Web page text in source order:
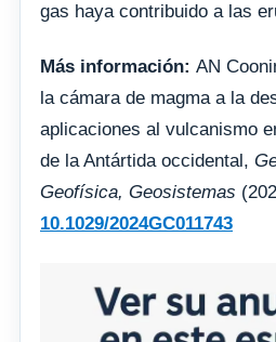
gas haya contribuido a las
Más información: AN
la cámara de magma a la
aplicaciones al vulcanismo
de la Antártida occidental,
Geofísica, Geosistemas
10.1029/2024GC011743